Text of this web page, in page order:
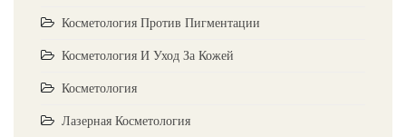
Косметология Против Пигментации
Косметология И Уход За Кожей
Косметология
Лазерная Косметология